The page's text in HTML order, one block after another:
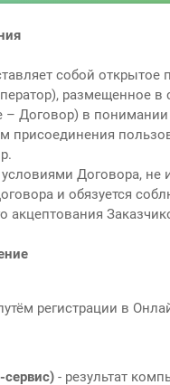
собой открытое
размещенное в
Договор) в
присоединения
Договора,
и обязуется
регистрации в
- результат